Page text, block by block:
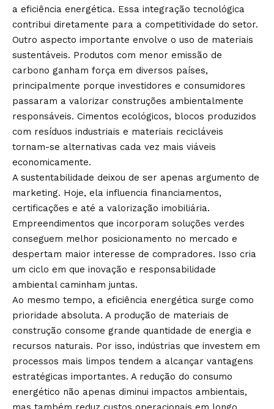
a eficiência energética. Essa integração tecnológica
contribui diretamente para a competitividade do setor.
Outro aspecto importante envolve o uso de materiais
sustentáveis. Produtos com menor emissão de
carbono ganham força em diversos países,
principalmente porque investidores e consumidores
passaram a valorizar construções ambientalmente
responsáveis. Cimentos ecológicos, blocos produzidos
com resíduos industriais e materiais recicláveis
tornam-se alternativas cada vez mais viáveis
economicamente.
A sustentabilidade deixou de ser apenas argumento de
marketing. Hoje, ela influencia financiamentos,
certificações e até a valorização imobiliária.
Empreendimentos que incorporam soluções verdes
conseguem melhor posicionamento no mercado e
despertam maior interesse de compradores. Isso cria
um ciclo em que inovação e responsabilidade
ambiental caminham juntas.
Ao mesmo tempo, a eficiência energética surge como
prioridade absoluta. A produção de materiais de
construção consome grande quantidade de energia e
recursos naturais. Por isso, indústrias que investem em
processos mais limpos tendem a alcançar vantagens
estratégicas importantes. A redução do consumo
energético não apenas diminui impactos ambientais,